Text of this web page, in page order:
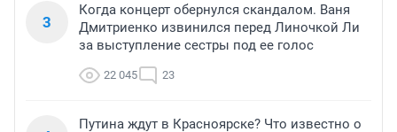
3
Когда концерт обернулся скандалом. Ваня
Дмитриенко извинился перед Линочкой Ли
за выступление сестры под ее голос
22 045 23
Путина ждут в Красноярске? Что известно о